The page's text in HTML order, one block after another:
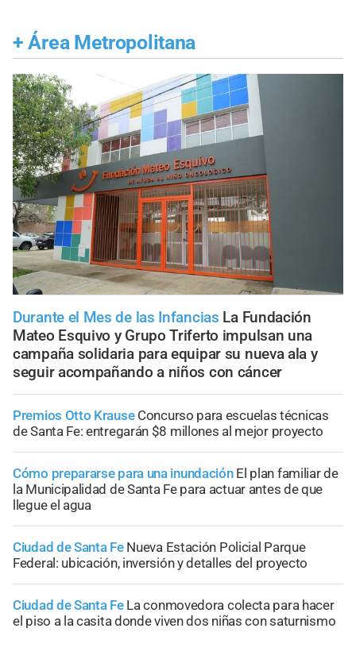
+ Área Metropolitana
Durante el Mes de las Infancias La Fundación
Mateo Esquivo y Grupo Triferto impulsan una
campaña solidaria para equipar su nueva ala y
seguir acompañando a niños con cáncer
Premios Otto Krause Concurso para escuelas técnicas
de Santa Fe: entregarán $8 millones al mejor proyecto
Cómo prepararse para una inundación El plan familiar de
la Municipalidad de Santa Fe para actuar antes de que
llegue el agua
Ciudad de Santa Fe Nueva Estación Policial Parque
Federal: ubicación, inversión y detalles del proyecto
Ciudad de Santa Fe La conmovedora colecta para hacer
el piso a la casita donde viven dos niñas con saturnismo